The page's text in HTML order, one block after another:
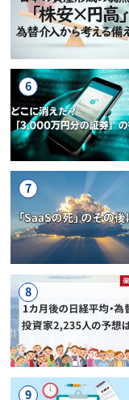
6
7
8
9